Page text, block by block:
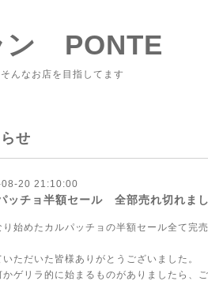
ン PONTE
んなお店を目指してます
せ
20 21:10:00
ッチョ半額セール 全部売れ切れまし
り始めたカルパッチョの半額セール全て完
いただいた皆様ありがとうございました。
かゲリラ的に始まるものがありましたら、